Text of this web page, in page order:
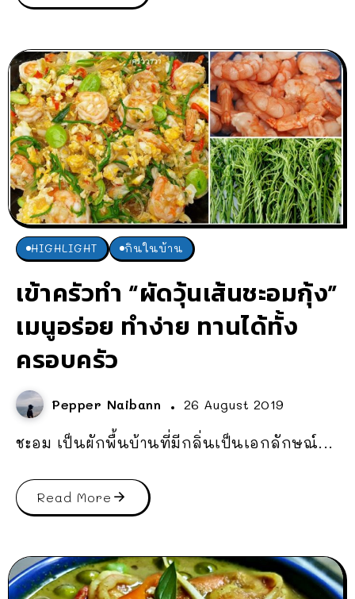
HIGHLIGHT กินในบ้าน
เข้าครัวทำ “ผัดวุ้นเส้นชะอมกุ้ง”
เมนูอร่อย ทำง่าย ทานได้ทั้ง
ครอบครัว
Pepper Naibann 26 August 2019
ชะอม เป็นผักพื้นบ้านที่มีกลิ่นเป็นเอกลักษณ์...
Read More